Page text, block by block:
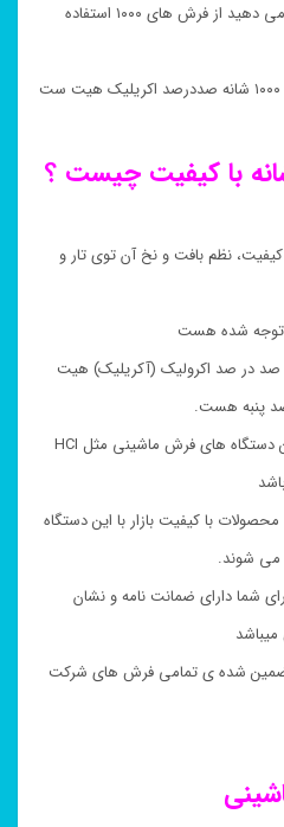
همچنین اگر به دوام فرش اهمیت می دهید از فرش های ۱۰۰۰ استفاده
”جنس نخ خاب” فرش های ۱۲۰۰ و ۱۰۰۰ شانه صددرصد اکریلیک هیت ست
نظم بافت و نخ آن توی تار و
توجه شده هست
در صد اکرولیک (آکریلیک) هیت
دستگاه بافنده این فرش از بروزترین دستگاه های فرش ماشینی مثل HCI
با کیفیت بازار با این دستگاه
می شوند.
دارای ضمانت نامه و نشان
شده ی تمامی فرش های شرکت